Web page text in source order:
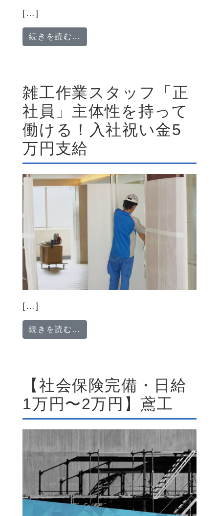
[…]
続きを読む…
雑工作業スタッフ「正
社員」主体性を持って
働ける！入社祝い金5
万円支給
[…]
続きを読む…
【社会保険完備・日給
1万円〜2万円】鳶工